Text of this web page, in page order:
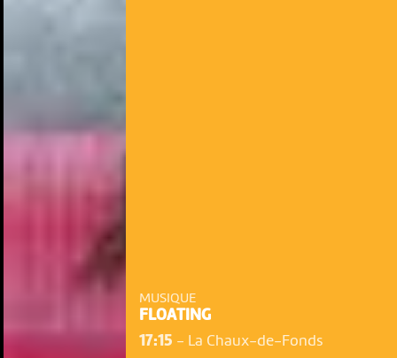
MUSIQUE
FLOATING
17:15 - La Chaux-de-Fonds